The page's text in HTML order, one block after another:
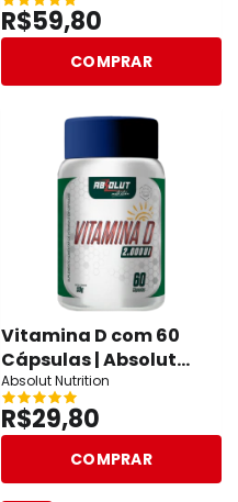
R$59,80
COMPRAR
Vitamina D com 60
Cápsulas | Absolut
Nutrition
Absolut Nutrition
R$29,80
COMPRAR